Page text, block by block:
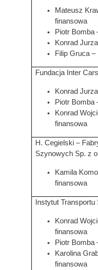
Mateusz
finansowa
Piotr Bomba
Konrad
Filip Gruca
Fundacja Inter Cars
Konrad
Piotr Bomba
Konrad
finansowa
H. Cegielski –
Szynowych Sp. z
Kamila
finansowa
Instytut
Konrad
finansowa
Piotr Bomba
Karolina
finansowa